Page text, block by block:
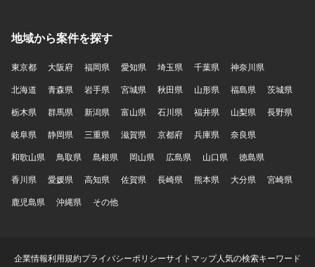
地域から案件を探す
東京都 大阪府 福岡県 愛知県 埼玉県 千葉県
神奈川県
北海道
青森県 岩手県 宮城県 秋田県 山形県 福島県
茨城県
栃木県
群馬県 新潟県 富山県 石川県 福井県 山梨県
長野県
岐阜県
静岡県 三重県 滋賀県 京都府 兵庫県
奈良県
和歌山県
鳥取県 島根県 岡山県 広島県 山口県
徳島県
香川県
愛媛県 高知県 佐賀県 長崎県 熊本県 大分県
宮崎県
鹿児島県
沖縄県 その他
企業情報利用規約プライバシーポリシーサイトマップ人気の検索キーワード